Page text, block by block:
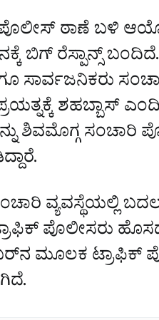
ಠಾಣೆ ಬಳಿ
ಬಿಗ್‌ ರೆಸ್ಪಾನ್ಸ್‌
ಸಾರ್ವಜನಿಕರು
ಶಹಬ್ಬಾಸ್‌
ಶಿವಮೊಗ್ಗ
ವ್ಯವಸ್ಥೆಯಲ್ಲಿ
ಪೊಲೀಸರು
ಮೂಲಕ ಟ್ರಾಫಿಕ್‌